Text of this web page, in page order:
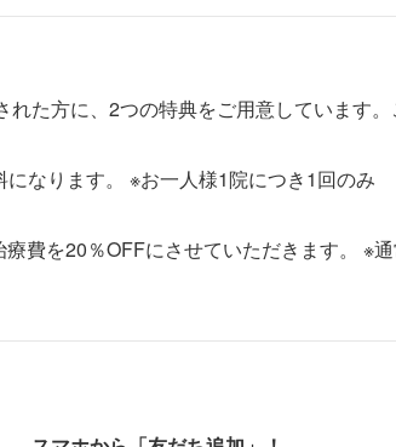
た方に、2つの特典をご用意しています。
なります。 ※お一人様1院につき1回のみ
費を20％OFFにさせていただきます。 ※